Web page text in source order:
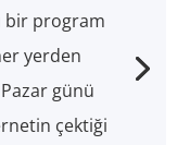
bir program
yerden
günü
çektiği